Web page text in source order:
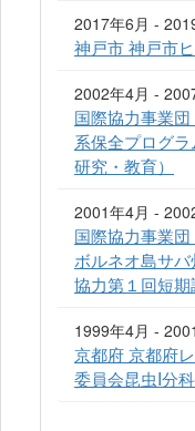
2017年6月 -
神戸市 神戸市
2002年4月 -
国際協力事業
系保全プログ
研究・教育）
2001年4月 -
国際協力事業
ボルネオ島サ
協力第１回短期
1999年4月 -
京都府 京都府
委員会昆虫I分